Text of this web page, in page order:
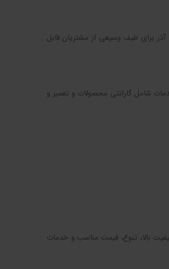
برای طیف وسیعی از مشتریان قابل
شامل گارانتی محصولات و تعمیر و
بالا، تنوع، قیمت مناسب و خدمات